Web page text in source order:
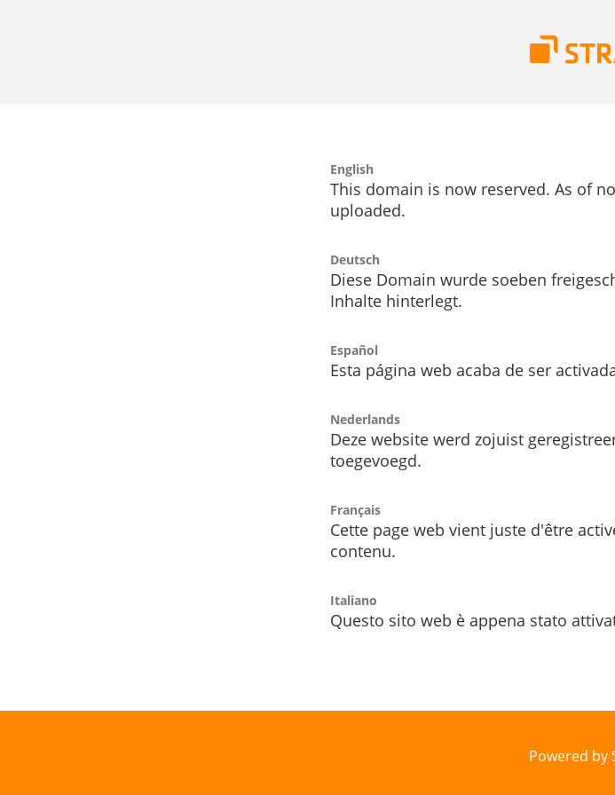
English
This domain is now reserved. As of
uploaded.
Deutsch
Diese Domain wurde soeben
Inhalte hinterlegt.
Español
Esta página web acaba de ser
Nederlands
Deze website werd zojuist
toegevoegd.
Français
Cette page web vient juste d'être
contenu.
Italiano
Questo sito web è appena stato
Powered by